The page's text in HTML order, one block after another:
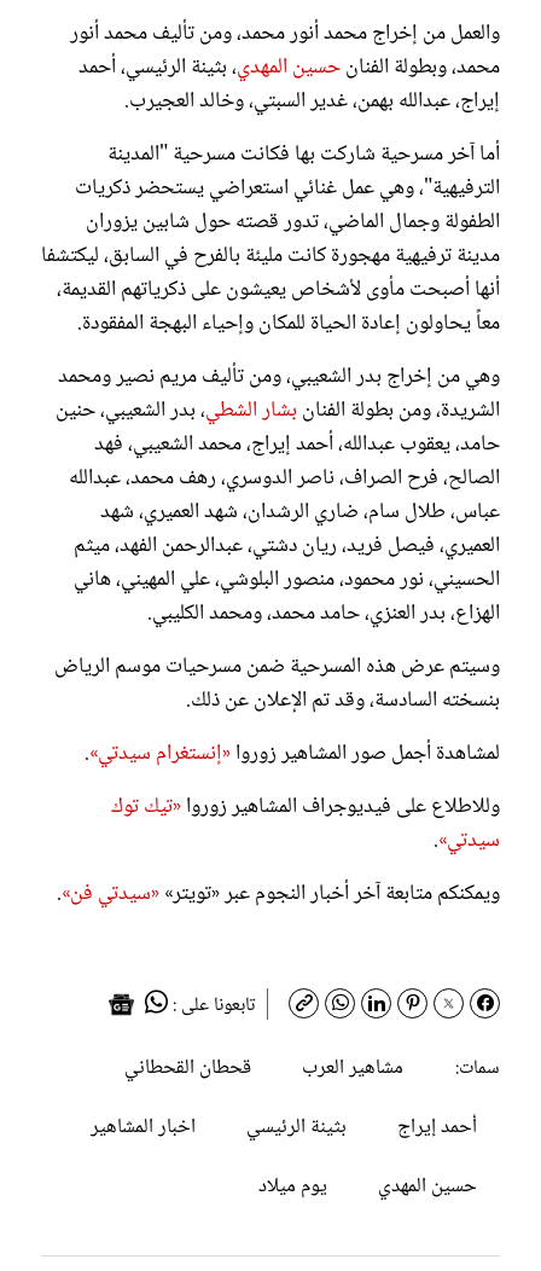
والعمل من ﺇﺧﺮاﺝ محمد أنور محمد، ومن ﺗﺄﻟﻴﻒ محمد أنور
محمد، وبطولة الفنانحسين المهدي، بثينة الرئيسي، أحمد
إيراج، عبدالله بهمن، غدير السبتي، وخالد العجيرب.
أما آخر مسرحية شاركت بها فكانت مسرحية "المدينة
الترفيهية"، وهي عمل غنائي استعراضي يستحضر ذكريات
الطفولة وجمال الماضي، تدور قصته حول شابين يزوران
مدينة ترفيهية مهجورة كانت مليئة بالفرح في السابق، ليكتشفا
أنها أصبحت مأوى لأشخاص يعيشون على ذكرياتهم القديمة،
معاً يحاولون إعادة الحياة للمكان وإحياء البهجة المفقودة.
وهي من ﺇﺧﺮاﺝ بدر الشعيبي، ومن ﺗﺄﻟﻴﻒ مريم نصير ومحمد
الشريدة، ومن بطولة الفنان بشار الشطي، بدر الشعيبي، حنين
حامد، يعقوب عبدالله، أحمد إيراج، محمد الشعيبي، فهد
الصالح، فرح الصراف، ناصر الدوسري، رهف محمد، عبدالله
عباس، طلال سام، ضاري الرشدان، شهد العميري، شهد
العميري، فيصل فريد، ريان دشتي، عبدالرحمن الفهد، ميثم
الحسيني، نور محمود، منصور البلوشي، علي المهيني، هاني
الهزاع، بدر العنزي، حامد محمد، ومحمد الكليبي.
وسيتم عرض هذه المسرحية ضمن مسرحيات موسم الرياض
بنسخته السادسة، وقد تم الإعلان عن ذلك.
لمشاهدة أجمل صور المشاهير زوروا«إنستغرام سيدتي».
وللاطلاع على فيديوجراف المشاهير زوروا«تيك توك
سيدتي».
ويمكنكم متابعة آخر أخبار النجوم عبر «تويتر»«سيدتي فن».
تابعونا على :
سمات:
مشاهير العرب
قحطان القحطاني
أحمد إيراج
بثينة الرئيسي
اخبار المشاهير
حسين المهدي
يوم ميلاد